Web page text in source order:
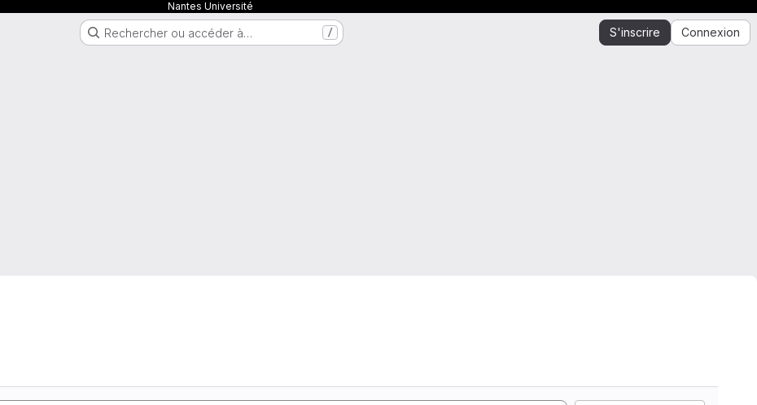
Nantes Université
Rechercher ou accéder à… / S'inscrire Connexion